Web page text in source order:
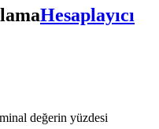
Hesaplayıcı
değerin yüzdesi